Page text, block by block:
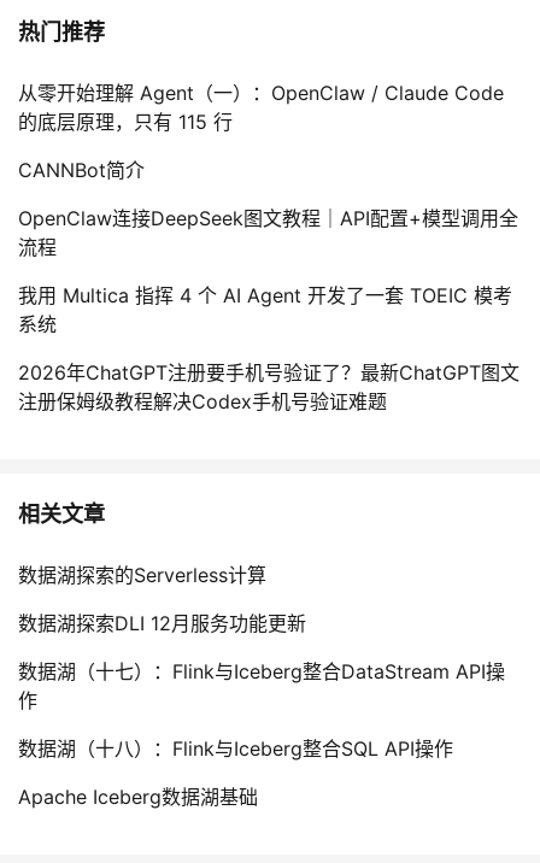
热门推荐
从零开始理解 Agent（一）：OpenClaw / Claude Code
的底层原理，只有 115 行
CANNBot简介
OpenClaw连接DeepSeek图文教程｜API配置+模型调用全
流程
我用 Multica 指挥 4 个 AI Agent 开发了一套 TOEIC 模考
系统
2026年ChatGPT注册要手机号验证了？最新ChatGPT图文
注册保姆级教程解决Codex手机号验证难题
相关文章
数据湖探索的Serverless计算
数据湖探索DLI 12月服务功能更新
数据湖（十七）：Flink与Iceberg整合DataStream API操
作
数据湖（十八）：Flink与Iceberg整合SQL API操作
Apache Iceberg数据湖基础